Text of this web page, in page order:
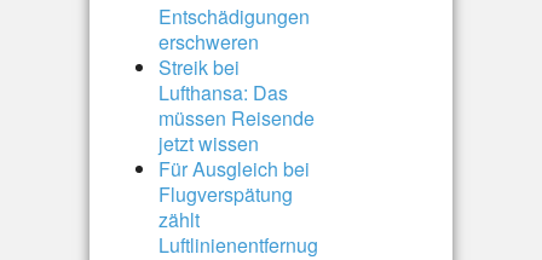
Entschädigungen
erschweren
Streik bei
Lufthansa: Das
müssen Reisende
jetzt wissen
Für Ausgleich bei
Flugverspätung
zählt
Luftlinienentfernug